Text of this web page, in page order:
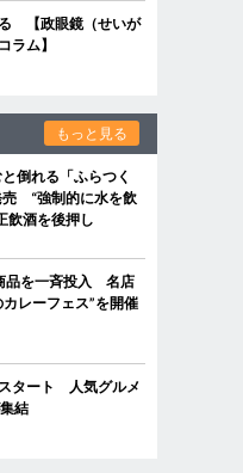
【政眼鏡（せいが
ラム】
もっと見る
倒れる「ふらつく
売 “強制的に水を飲
飲酒を後押し
品を一斉投入 名店
レーフェス”を開催
タート 人気グルメ
結